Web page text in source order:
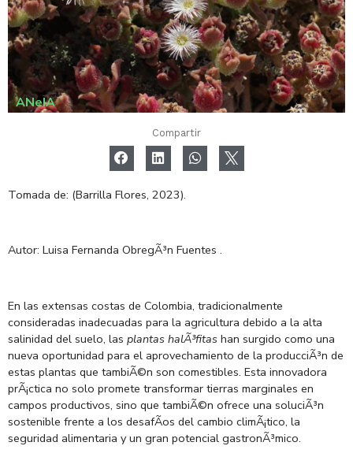
ANeIA
Compartir
Tomada de: (Barrilla Flores, 2023).
Autor: Luisa Fernanda ObregÃ³n Fuentes .
En las extensas costas de Colombia, tradicionalmente
consideradas inadecuadas para la agricultura debido a la alta
salinidad del suelo, las plantas halÃ³fitas han surgido como una
nueva oportunidad para el aprovechamiento de la producciÃ³n de
estas plantas que tambiÃ©n son comestibles. Esta innovadora
prÃ¡ctica no solo promete transformar tierras marginales en
campos productivos, sino que tambiÃ©n ofrece una soluciÃ³n
sostenible frente a los desafÃ­os del cambio climÃ¡tico, la
seguridad alimentaria y un gran potencial gastronÃ³mico.